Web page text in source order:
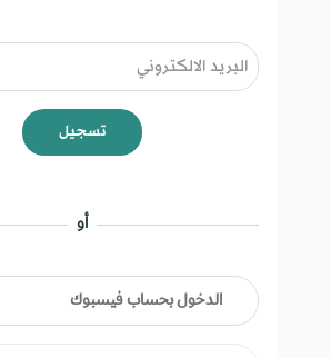
تسجيل
أو
الدخول بحساب فيسبوك